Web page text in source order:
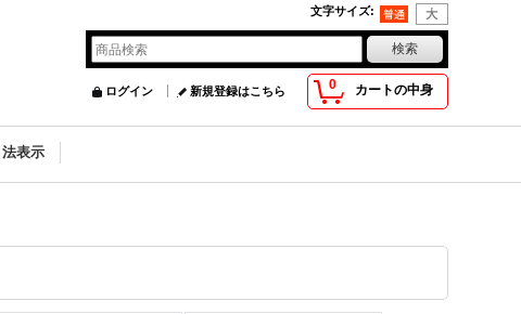
文字サイズ:
0 カートの中身
ログイン 新規登録はこちら
表示